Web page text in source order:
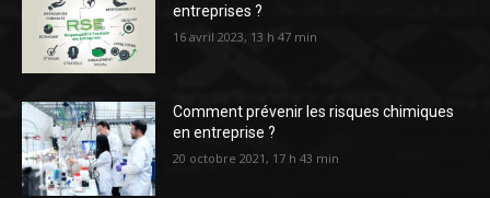
entreprises ?
16 avril 2023, 13 h 47 min
Comment prévenir les risques chimiques
en entreprise ?
20 octobre 2021, 17 h 43 min